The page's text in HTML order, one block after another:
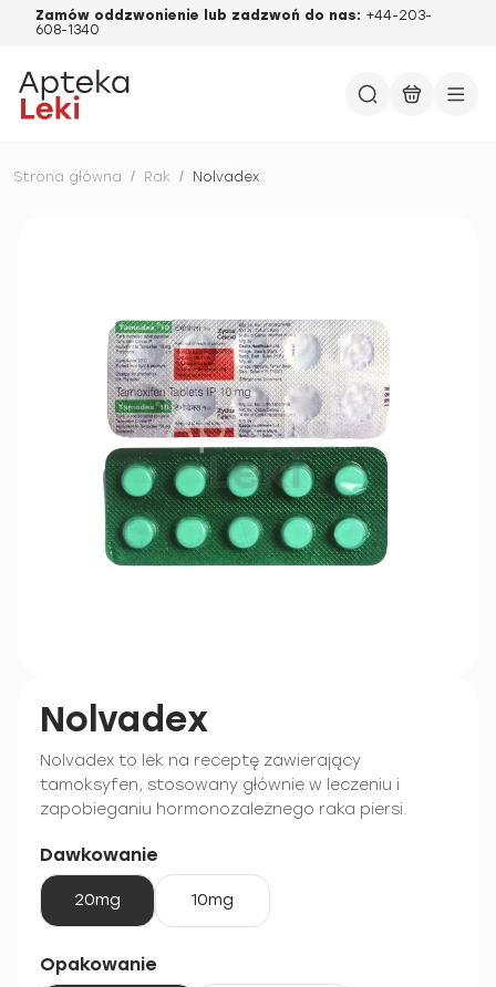
Zamów oddzwonienie lub zadzwoń do nas: +44-203-
608-1340
Strona główna / Rak / Nolvadex
Nolvadex
Nolvadex to lek na receptę zawierający
tamoksyfen, stosowany głównie w leczeniu i
zapobieganiu hormonozależnego raka piersi.
Dawkowanie
20mg 10mg
Opakowanie